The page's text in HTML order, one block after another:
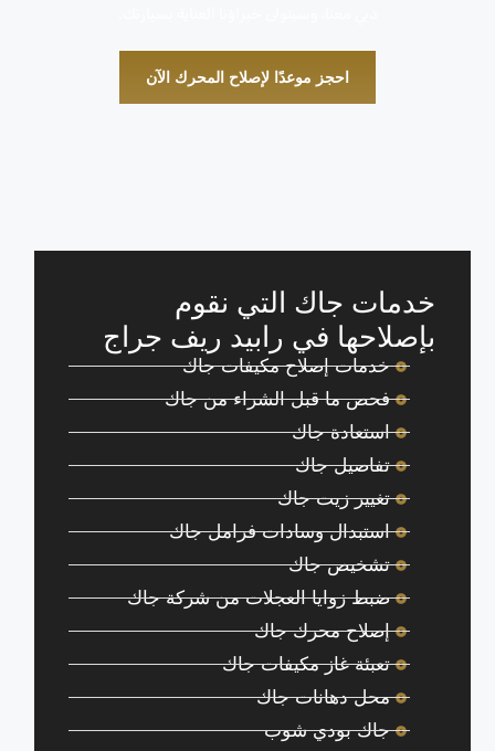
احجز موعدًا لإصلاح المحرك الآن
خدمات جاك التي نقوم
بإصلاحها في رابيد ريف جراج
خدمات إصلاح مكيفات جاك
فحص ما قبل الشراء من جاك
استعادة جاك
تفاصيل جاك
تغيير زيت جاك
استبدال وسادات فرامل جاك
تشخيص جاك
ضبط زوايا العجلات من شركة جاك
إصلاح محرك جاك
تعبئة غاز مكيفات جاك
محل دهانات جاك
جاك بودي شوب